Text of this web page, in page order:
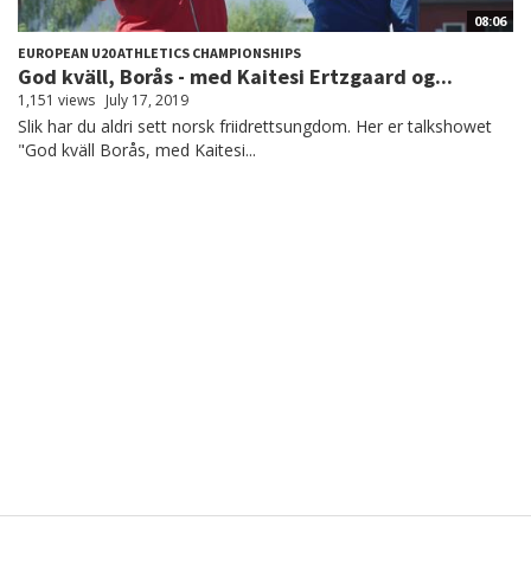
08:06
EUROPEAN U20 ATHLETICS CHAMPIONSHIPS
God kväll, Borås - med Kaitesi Ertzgaard og...
1,151 views July 17, 2019
Slik har du aldri sett norsk friidrettsungdom. Her er talkshowet
"God kväll Borås, med Kaitesi...